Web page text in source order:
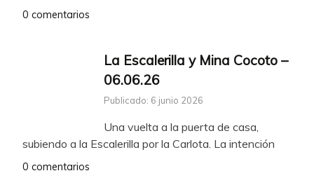
0 comentarios
La Escalerilla y Mina Cocoto –
06.06.26
Publicado: 6 junio 2026
Una vuelta a la puerta de casa,
subiendo a la Escalerilla por la Carlota. La intención
0 comentarios